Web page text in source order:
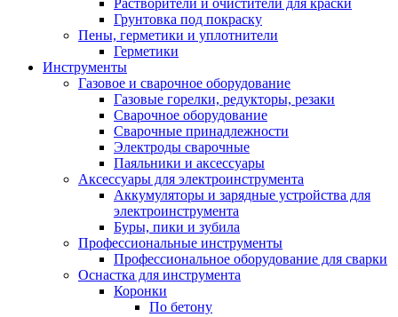
Растворители и очистители для краски
Грунтовка под покраску
Пены, герметики и уплотнители
Герметики
Инструменты
Газовое и сварочное оборудование
Газовые горелки, редукторы, резаки
Сварочное оборудование
Сварочные принадлежности
Электроды сварочные
Паяльники и аксессуары
Аксессуары для электроинструмента
Аккумуляторы и зарядные устройства для
электроинструмента
Буры, пики и зубила
Профессиональные инструменты
Профессиональное оборудование для сварки
Оснастка для инструмента
Коронки
По бетону